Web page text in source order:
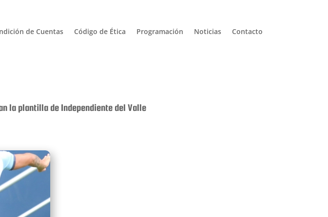
de Cuentas Código de Ética Programación Noticias Contacto
la plantilla de Independiente del Valle